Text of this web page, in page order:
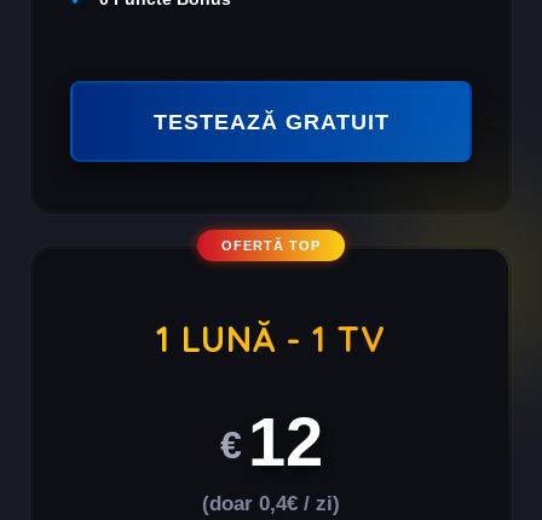
TESTEAZĂ GRATUIT
OFERTĂ TOP
1 LUNĂ - 1 TV
€ 12
(doar 0,4€ / zi)